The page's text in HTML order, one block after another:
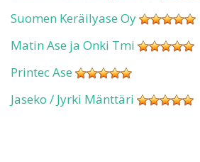
Suomen Keräilyase Oy
Matin Ase ja Onki Tmi
Printec Ase
Jaseko / Jyrki Mänttäri